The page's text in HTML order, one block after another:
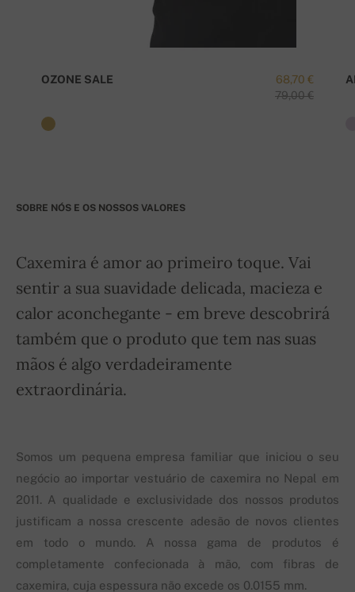
68,70 €
79,00 €
OZONE SALE
SOBRE NÓS E OS NOSSOS VALORES
Caxemira é amor ao primeiro toque. Vai
sentir a sua suavidade delicada, macieza e
calor aconchegante - em breve descobrirá
também que o produto que tem nas suas
mãos é algo verdadeiramente
extraordinária.
Somos um pequena empresa familiar que iniciou o seu
negócio ao importar vestuário de caxemira no Nepal em
2011. A qualidade e exclusividade dos nossos produtos
justificam a nossa crescente adesão de novos clientes
em todo o mundo. A nossa gama de produtos é
completamente confecionada à mão, com fibras de
caxemira, cuja espessura não excede os 0.0155 mm.